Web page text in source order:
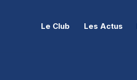
Le Club Les Actus